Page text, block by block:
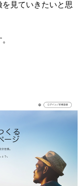
見ていきたいと思